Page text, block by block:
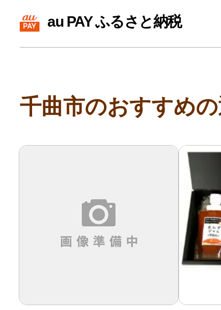
ふるさと納税徹底比較
給与所得者版
副業・パラレルワーカー
個人事業主・フリーラン
個人事業・フリーランス
ふるさと納税の基礎知識
au PAY ふるさと納税
千曲市のおすすめ